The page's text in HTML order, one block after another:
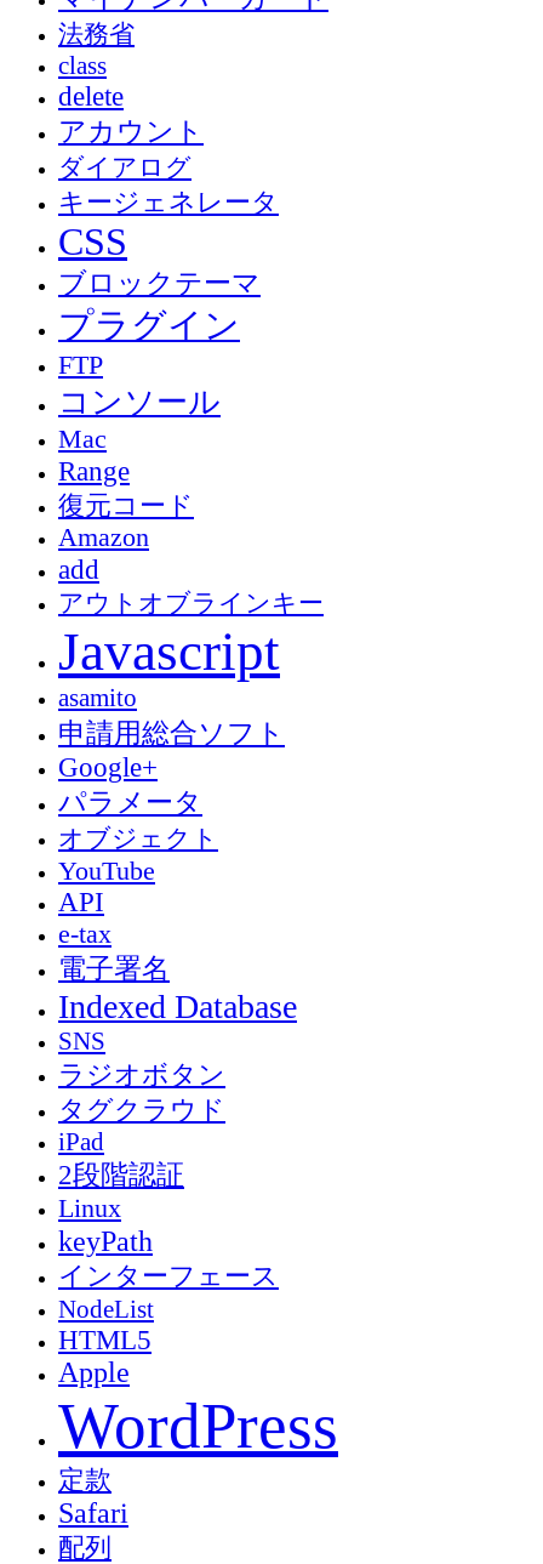
法務省
class
delete
アカウント
ダイアログ
キージェネレータ
CSS
ブロックテーマ
プラグイン
FTP
コンソール
Mac
Range
復元コード
Amazon
add
アウトオブラインキー
Javascript
asamito
申請用総合ソフト
Google+
パラメータ
オブジェクト
YouTube
API
e-tax
電子署名
Indexed Database
SNS
ラジオボタン
タグクラウド
iPad
2段階認証
Linux
keyPath
インターフェース
NodeList
HTML5
Apple
WordPress
定款
Safari
配列